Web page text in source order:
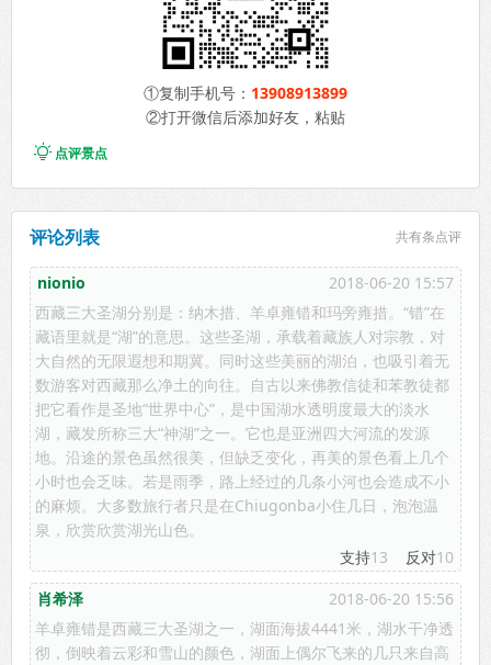
①复制手机号： 13908913899
②打开微信后添加好友，粘贴
点评景点
评论列表 共有条点评
nionio
2018-06-20 15:57
西藏三大圣湖分别是：纳木措、羊卓雍错和玛旁雍措。“错”在
藏语里就是“湖”的意思。这些圣湖，承载着藏族人对宗教，对
大自然的无限遐想和期冀。同时这些美丽的湖泊，也吸引着无
数游客对西藏那么净土的向往。自古以来佛教信徒和苯教徒都
把它看作是圣地“世界中心”，是中国湖水透明度最大的淡水
湖，藏发所称三大“神湖”之一。它也是亚洲四大河流的发源
地。沿途的景色虽然很美，但缺乏变化，再美的景色看上几个
小时也会乏味。若是雨季，路上经过的几条小河也会造成不小
的麻烦。大多数旅行者只是在Chiugonba小住几日，泡泡温
泉，欣赏欣赏湖光山色。
支持13 反对10
肖希泽
2018-06-20 15:56
羊卓雍错是西藏三大圣湖之一，湖面海拔4441米，湖水干净透
彻，倒映着云彩和雪山的颜色，湖面上偶尔飞来的几只来自高